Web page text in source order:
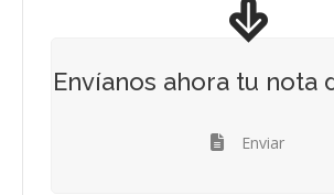
Envíanos ahora tu nota
Enviar